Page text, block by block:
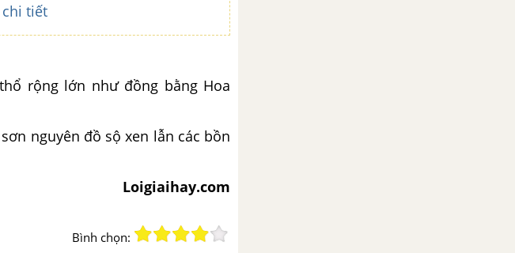
chi tiết
rộng lớn như đồng bằng Hoa
nguyên đồ sộ xen lẫn các bồn
Loigiaihay.com
Bình chọn: